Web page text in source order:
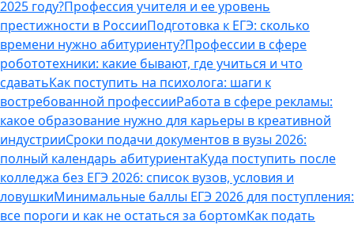
2025 году?Профессия учителя и ее уровень
престижности в РоссииПодготовка к ЕГЭ: сколько
времени нужно абитуриенту?Профессии в сфере
робототехники: какие бывают, где учиться и что
сдаватьКак поступить на психолога: шаги к
востребованной профессииРабота в сфере рекламы:
какое образование нужно для карьеры в креативной
индустрииСроки подачи документов в вузы 2026:
полный календарь абитуриентаКуда поступить после
колледжа без ЕГЭ 2026: список вузов, условия и
ловушкиМинимальные баллы ЕГЭ 2026 для поступления:
все пороги и как не остаться за бортомКак подать